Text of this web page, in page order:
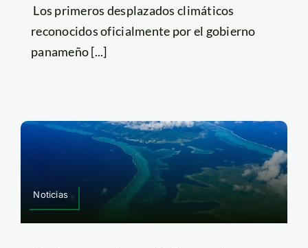
Los primeros desplazados climáticos
reconocidos oficialmente por el gobierno
panameño [...]
Noticias